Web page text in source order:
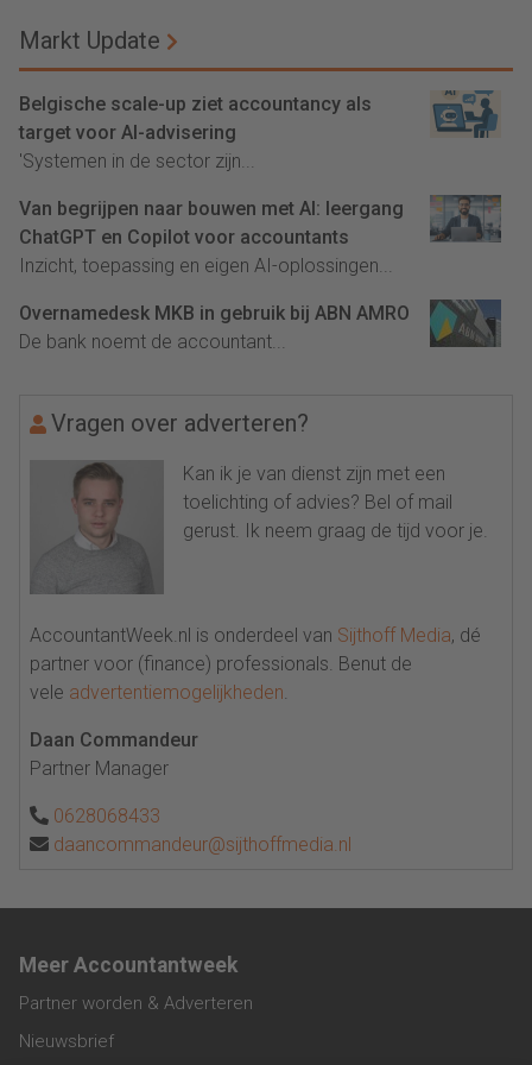
Markt Update
Belgische scale-up ziet accountancy als
target voor AI-advisering
'Systemen in de sector zijn...
Van begrijpen naar bouwen met AI: leergang
ChatGPT en Copilot voor accountants
Inzicht, toepassing en eigen AI-oplossingen...
Overnamedesk MKB in gebruik bij ABN AMRO
De bank noemt de accountant...
Vragen over adverteren?
Kan ik je van dienst zijn met een
toelichting of advies? Bel of mail
gerust. Ik neem graag de tijd voor je.
AccountantWeek.nl is onderdeel van Sijthoff Media, dé
partner voor (finance) professionals. Benut de
vele advertentiemogelijkheden
Daan Commandeur
Partner Manager
0628068433
daancommandeur@sijthoffmedia.nl
Meer Accountantweek
Partner worden & Adverteren
Nieuwsbrief